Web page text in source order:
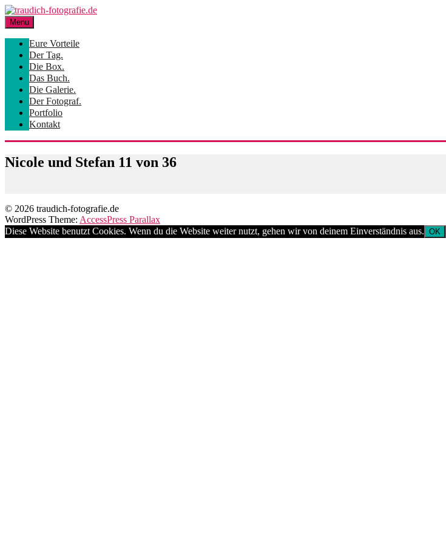
Skip
to
content
Menu
Eure Vorteile
Der Tag.
Die Box.
Das Buch.
Die Galerie.
Der Fotograf.
Portfolio
Kontakt
Nicole und Stefan 11 von 36
© 2026 traudich-fotografie.de
WordPress Theme: AccessPress Parallax
Diese Website benutzt Cookies. Wenn du die Website weiter nutzt, gehen wir von deinem Einverständnis aus. OK